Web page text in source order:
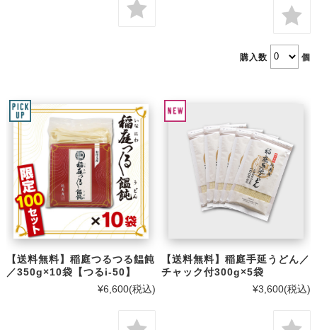
購入数 個
【送料無料】稲庭つるつる饂飩
／350g×10袋【つるi-50】
¥6,600(税込)
【送料無料】稲庭手延うどん／
チャック付300g×5袋
¥3,600(税込)